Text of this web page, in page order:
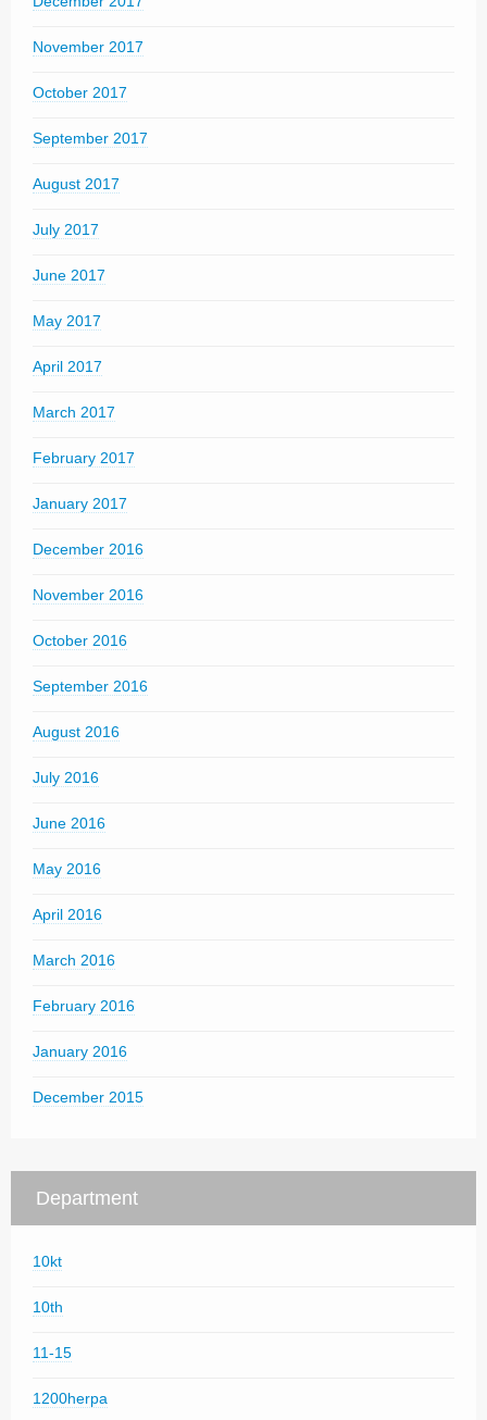
November 2017
October 2017
September 2017
August 2017
July 2017
June 2017
May 2017
April 2017
March 2017
February 2017
January 2017
December 2016
November 2016
October 2016
September 2016
August 2016
July 2016
June 2016
May 2016
April 2016
March 2016
February 2016
January 2016
December 2015
Department
10kt
10th
11-15
1200herpa